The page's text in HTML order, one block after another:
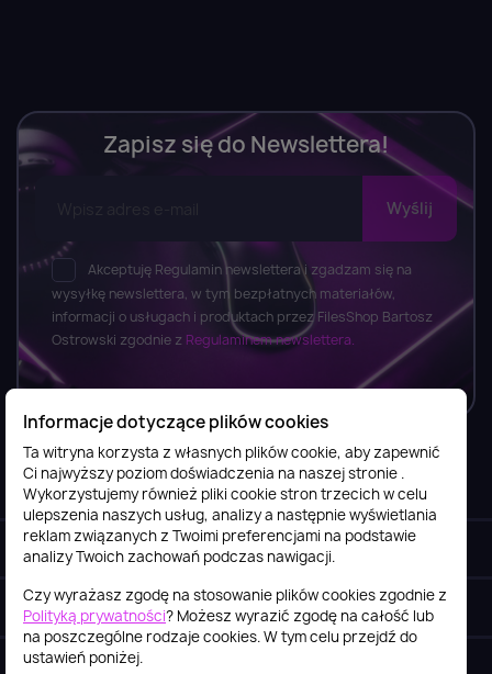
Zapisz się do Newslettera!
Akceptuję Regulamin newslettera i zgadzam się na
wysyłkę newslettera, w tym bezpłatnych materiałów,
informacji o usługach i produktach przez FilesShop Bartosz
Ostrowski zgodnie z Regulaminem newslettera.
Informacje
Obsługa klienta
Szybki kontakt keyboard_arrow_down
Informacje dotyczące plików cookies
Ta witryna korzysta z własnych plików cookie, aby zapewnić
Ci najwyższy poziom doświadczenia na naszej stronie .
Wykorzystujemy również pliki cookie stron trzecich w celu
ulepszenia naszych usług, analizy a następnie wyświetlania
reklam związanych z Twoimi preferencjami na podstawie
analizy Twoich zachowań podczas nawigacji.
Czy wyrażasz zgodę na stosowanie plików cookies zgodnie z
Polityką prywatności? Możesz wyrazić zgodę na całość lub
na poszczególne rodzaje cookies. W tym celu przejdź do
ustawień poniżej.